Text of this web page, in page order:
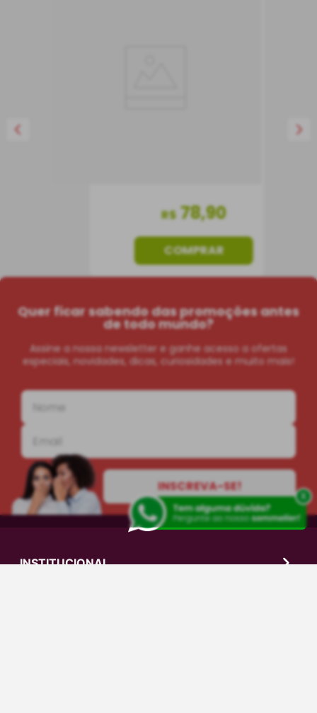
x
R$ 78,90
COMPRAR
Quer ficar sabendo das promoções antes
de todo mundo?
Assine a nossa newsletter e ganhe acesso a ofertas
especiais, novidades, dicas, curiosidades e muito mais!
INSCREVA-SE!
INSTITUCIONAL